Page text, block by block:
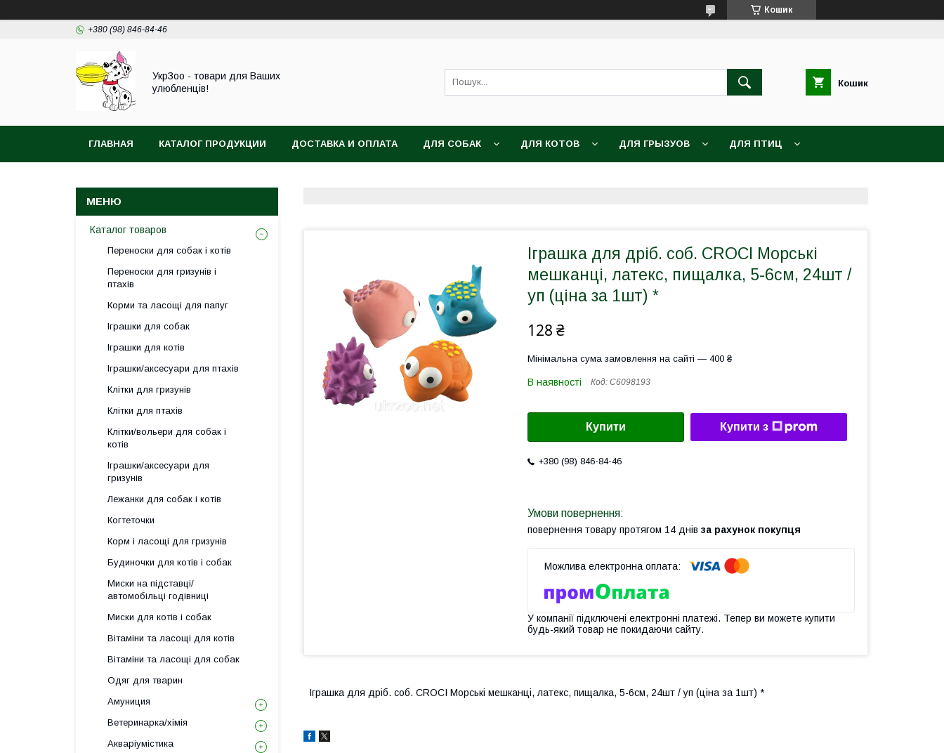
Кошик
+380 (98) 846-84-46
УкрЗоо - товари для Ваших
улюбленців!
Кошик
ГЛАВНАЯ КАТАЛОГ ПРОДУКЦИИ ДОСТАВКА И ОПЛАТА ДЛЯ СОБАК ДЛЯ КОТОВ ДЛЯ ГРЫЗУОВ ДЛЯ ПТИЦ
Іграшка для дріб. соб. CROCI Морські
мешканці, латекс, пищалка, 5-6см, 24шт /
уп (ціна за 1шт) *
128 ₴
Мінімальна сума замовлення на сайті — 400 ₴
В наявності Код: C6098193
Купити Купити з
+380 (98) 846-84-46
повернення товару протягом 14 днів за рахунок покупця
У компанії підключені електронні платежі. Тепер ви можете купити
будь-який товар не покидаючи сайту.
Іграшка для дріб. соб. CROCI Морські мешканці, латекс, пищалка, 5-6см, 24шт / уп (ціна за 1шт) *
Каталог товаров
Переноски для собак і котів
Переноски для гризунів і
птахів
Корми та ласощі для папуг
Іграшки для собак
Іграшки для котів
Іграшки/аксесуари для птахів
Клітки для гризунів
Клітки для птахів
Клітки/вольери для собак і
котів
Іграшки/аксесуари для
гризунів
Лежанки для собак і котів
Когтеточки
Корм і ласощі для гризунів
Будиночки для котів і собак
Миски на підставці/
автомобільці годівниці
Миски для котів і собак
Вітаміни та ласощі для котів
Вітаміни та ласощі для собак
Одяг для тварин
Амуниция
Ветеринарка/хімія
Акваріумістика